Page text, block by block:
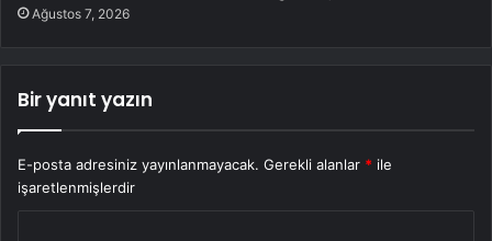
Ağustos 7, 2026
Bir yanıt yazın
E-posta adresiniz yayınlanmayacak. Gerekli alanlar * ile
işaretlenmişlerdir